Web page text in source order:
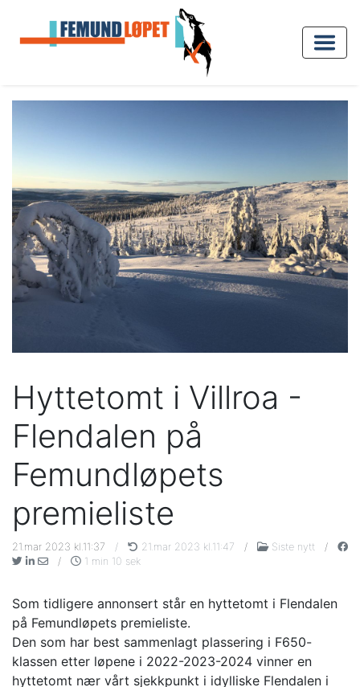
Hyttetomt i Villroa -
Flendalen på
Femundløpets
premieliste
21.mar 2023 kl.11:37 / 21.mar 2023 kl.11:47 / Siste nytt
/
/
1 min 10 sek
Som tidligere annonsert står en hyttetomt i Flendalen
på Femundløpets premieliste.
Den som har best sammenlagt plassering i F650-
klassen etter løpene i 2022-2023-2024 vinner en
hyttetomt nær vårt sjekkpunkt i idylliske Flendalen i